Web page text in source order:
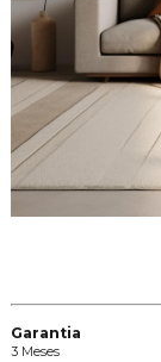
Garantia
3 Meses